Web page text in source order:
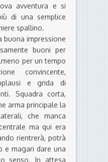
avventura e si
di una semplice
spallino.
buona impressione
buoni per
per un tempo
convincente,
e grida di
Squadra corta,
arma principale la
che manca
ma qui era
rientrerà, potrà
e magari dare una
senso. In attesa